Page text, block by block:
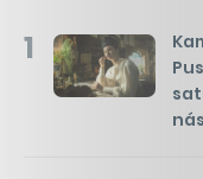
1
nás